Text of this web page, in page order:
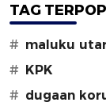
TAG
# maluku
# KPK
# dugaan